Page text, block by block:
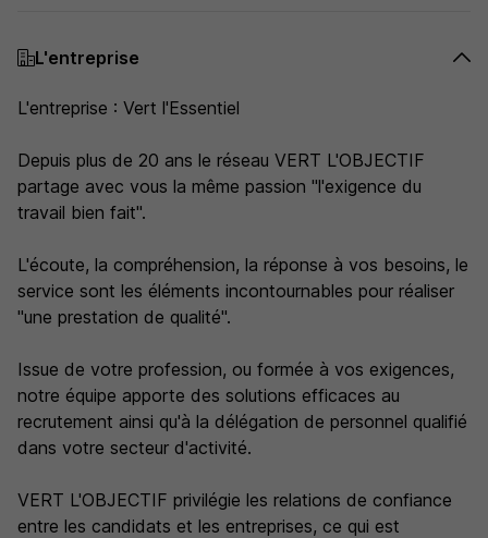
L'entreprise
L'entreprise : Vert l'Essentiel
Depuis plus de 20 ans le réseau VERT L'OBJECTIF
partage avec vous la même passion "l'exigence du
travail bien fait".
L'écoute, la compréhension, la réponse à vos besoins, le
service sont les éléments incontournables pour réaliser
"une prestation de qualité".
Issue de votre profession, ou formée à vos exigences,
notre équipe apporte des solutions efficaces au
recrutement ainsi qu'à la délégation de personnel qualifié
dans votre secteur d'activité.
VERT L'OBJECTIF privilégie les relations de confiance
entre les candidats et les entreprises, ce qui est